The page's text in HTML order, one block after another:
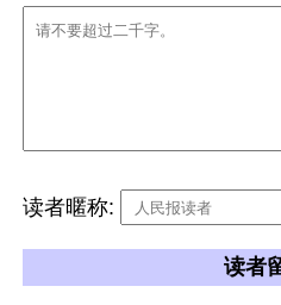
读者暱称:
读者